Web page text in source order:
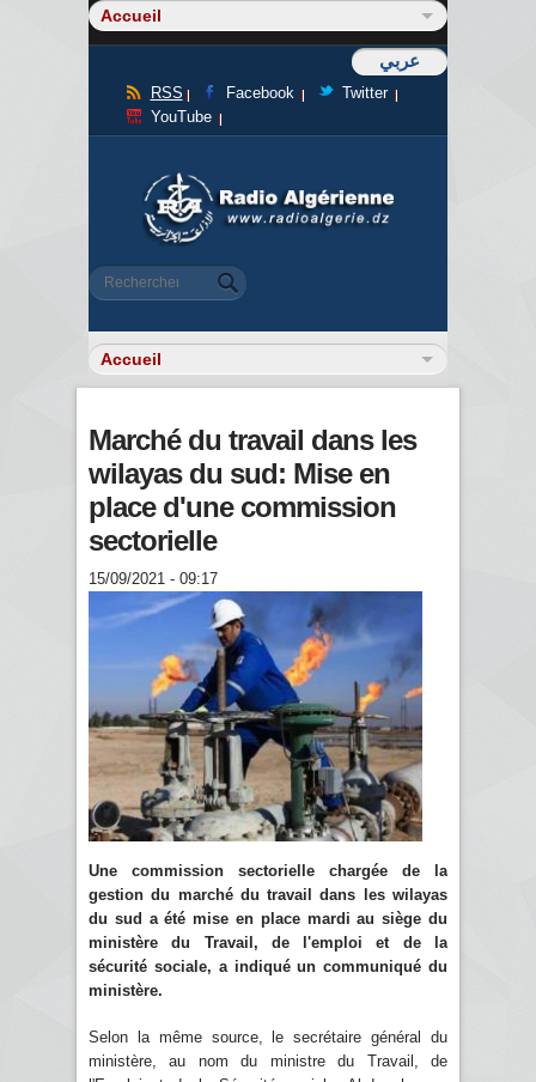
عربي
RSS Facebook
Twitter
YouTube
Formulaire de recherche
Rechercher
Marché du travail dans les
wilayas du sud: Mise en
place d'une commission
sectorielle
15/09/2021 - 09:17
Une commission sectorielle chargée de la
gestion du marché du travail dans les wilayas
du sud a été mise en place mardi au siège du
ministère du Travail, de l'emploi et de la
sécurité sociale, a indiqué un communiqué du
ministère.
Selon la même source, le secrétaire général du
ministère, au nom du ministre du Travail, de